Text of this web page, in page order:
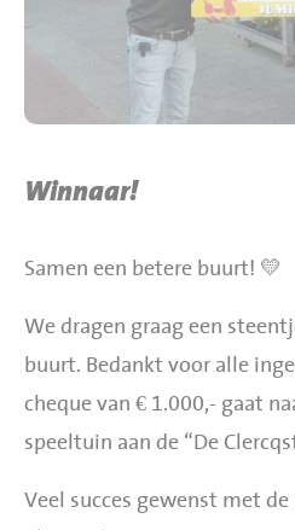
Jumbo Huibers Specials
Winnaar!
Samen een betere buurt! 💛
We dragen graag een
buurt. Bedankt voor alle
cheque van € 1.000,- gaat
speeltuin aan de “De
Veel succes gewenst met